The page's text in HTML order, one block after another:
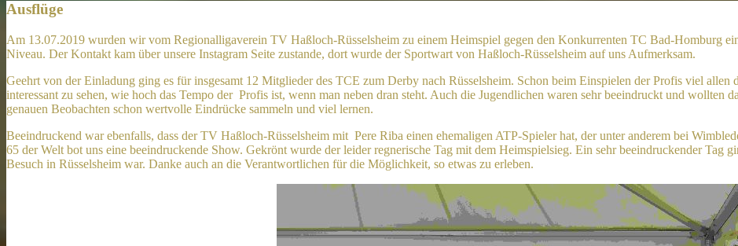
Ausflüge
Am 13.07.2019 wurden wir vom Regionalligaverein TV Haßloch-Rüsselsheim zu einem Heimspiel gegen den Konkurrenten TC Bad-Homburg
Niveau. Der Kontakt kam über unsere Instagram Seite zustande, dort wurde der Sportwart von Haßloch-Rüsselsheim auf uns Aufmerksam.
Geehrt von der Einladung ging es für insgesamt 12 Mitglieder des TCE zum Derby nach Rüsselsheim. Schon beim Einspielen der Profis viel allen
interessant zu sehen, wie hoch das Tempo der Profis ist, wenn man neben dran steht. Auch die Jugendlichen waren sehr beeindruckt und wollten
genauen Beobachten schon wertvolle Eindrücke sammeln und viel lernen.
Beeindruckend war ebenfalls, dass der TV Haßloch-Rüsselsheim mit Pere Riba einen ehemaligen ATP-Spieler hat, der unter anderem bei
65 der Welt bot uns eine beeindruckende Show. Gekrönt wurde der leider regnerische Tag mit dem Heimspielsieg. Ein sehr beeindruckender Tag
Besuch in Rüsselsheim war. Danke auch an die Verantwortlichen für die Möglichkeit, so etwas zu erleben.